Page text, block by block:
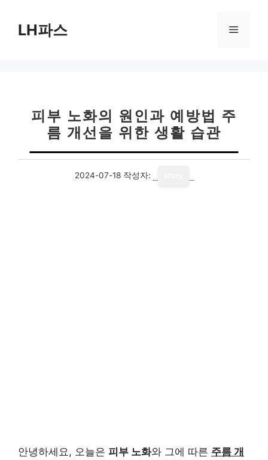
LH파스 메
피부 노화의 원인과 예방법 주
름 개선을 위한 생활 습관
2024-07-18 작성자:
안녕하세요, 오늘은 피부 노화와 그에 따른 주름 개